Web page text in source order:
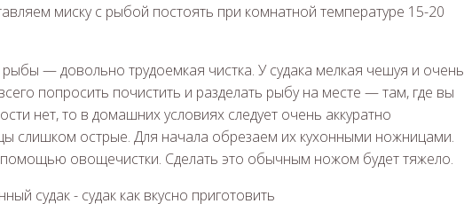
миску с рыбой постоять при комнатной температуре 15-20
— довольно трудоемкая чистка. У судака мелкая чешуя и очень
попросить почистить и разделать рыбу на месте — там, где вы
нет, то в домашних условиях следует очень аккуратно
слишком острые. Для начала обрезаем их кухонными ножницами.
овощечистки. Сделать это обычным ножом будет тяжело.